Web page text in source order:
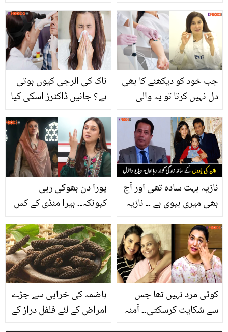
بیماریاں پُرانی، حل نئے!
جانیں ان بیجوں کے بہترین
فائدے
ناک کی الرجی کیوں ہوتی
ہے؟ جانیں ڈاکٹرز اسکی کیا
بتاتے ہیں، جو آپ کے لیئے
جاننے ضروری ہیں
جب خود کو دیکھنے کا بھی
دل نہیں کرتا تو یہ والی
شائستہ کے حسن کو
نکھارنے والی ڈرپس کون
سی ہیں؟
پورا دن بھوکی رہی
کیونکہ۔۔ ہیرا منڈی کے کس
ادیتی راؤ حیدری نے
مشکلات سہیں؟
نازیہ بہت سادہ تھی اور آج
بھی میری بیوی ہے ۔۔ نازیہ
بعد شوہر اشتیاق بیگ نے
کیا نیا انکشاف کر دیا؟
ویڈیو
ہاضمہ کی خرابی سے جڑے
امراض کے لئے فلفل دراز کے
کوئی مرد نہیں تھا جس
سے شکایت کرسکتی۔۔ آمنہ